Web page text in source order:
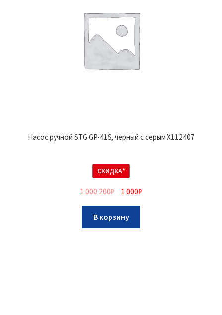
Насос ручной STG GP-41S, черный с серым Х112407
СКИДКА*
1 000 200₽ 1 000₽
В корзину